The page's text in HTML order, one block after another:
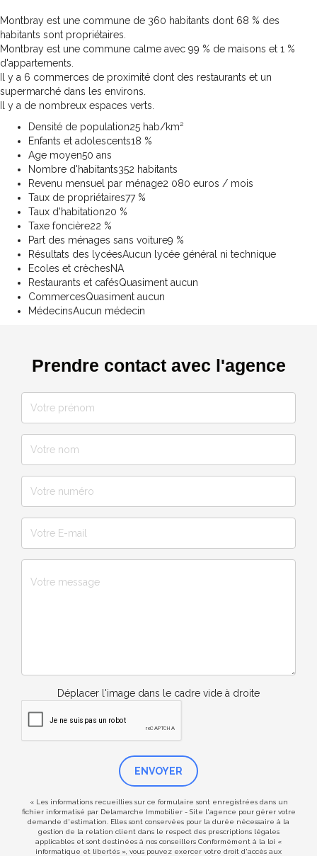
Montbray est une commune de 360 habitants dont 68 % des
habitants sont propriétaires.
Montbray est une commune calme avec 99 % de maisons et 1 %
d'appartements.
Il y a 6 commerces de proximité dont des restaurants et un
supermarché dans les environs.
Il y a de nombreux espaces verts.
Densité de population25 hab/km²
Enfants et adolescents18 %
Age moyen50 ans
Nombre d'habitants352 habitants
Revenu mensuel par ménage2 080 euros / mois
Taux de propriétaires77 %
Taux d'habitation20 %
Taxe foncière22 %
Part des ménages sans voiture9 %
Résultats des lycéesAucun lycée général ni technique
Ecoles et crèchesNA
Restaurants et cafésQuasiment aucun
CommercesQuasiment aucun
MédecinsAucun médecin
Prendre contact avec l'agence
Déplacer l'image dans le cadre vide à droite
ENVOYER
« Les informations recueillies sur ce formulaire sont enregistrées dans un
fichier informatisé par Delamarche Immobilier - Site l'agence pour gérer votre
demande d'estimation. Elles sont conservées pour la durée nécessaire à la
gestion de la relation client dans le respect des prescriptions légales
applicables et sont destinées à nos conseillers Conformément à la loi «
informatique et libertés », vous pouvez exercer votre droit d'accès aux